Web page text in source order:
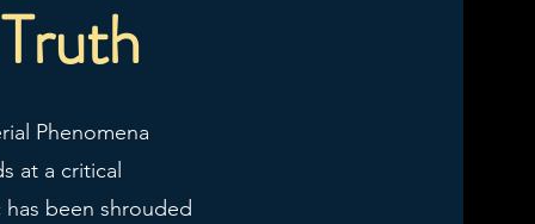
Phenomena
at a critical
been shrouded